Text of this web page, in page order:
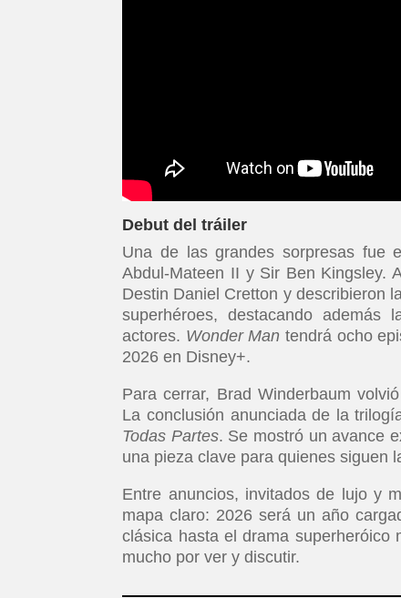
Debut del tráiler
Una de las grandes sorpresas fue
Abdul-Mateen II y Sir Ben Kingsley.
Destin Daniel Cretton y describieron
superhéroes, destacando
actores. Wonder Man tendrá ocho
2026 en Disney+.
Para cerrar, Brad Winderbaum
La conclusión anunciada de la
Todas Partes. Se mostró un avance
una pieza clave para quienes siguen
Entre anuncios, invitados de lujo y
mapa claro: 2026 será un año
clásica hasta el drama superheróico
mucho por ver y discutir.